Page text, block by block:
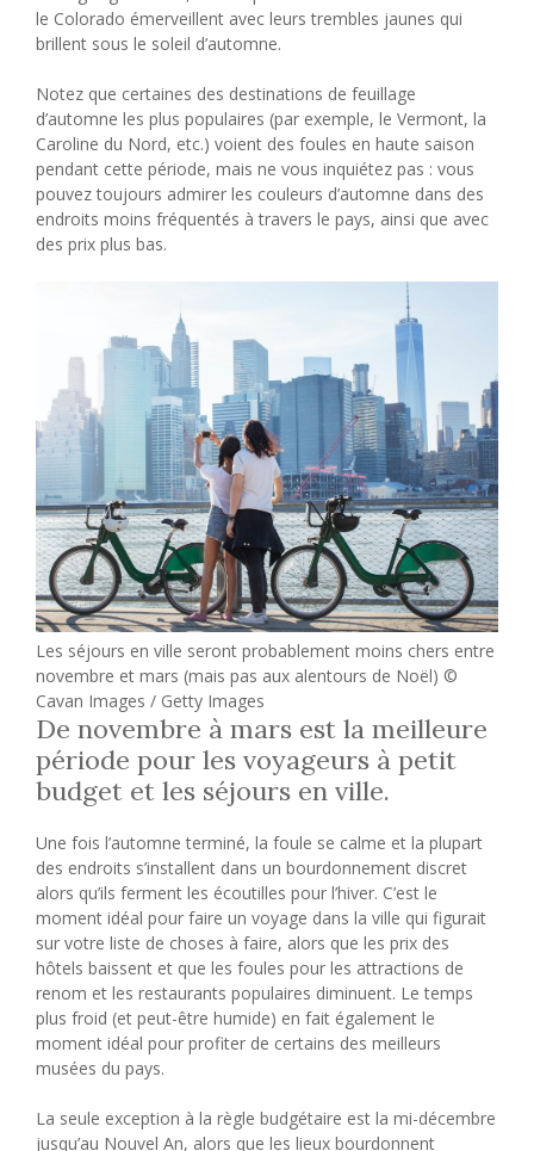
le Colorado émerveillent avec leurs trembles jaunes qui
brillent sous le soleil d’automne.
Notez que certaines des destinations de feuillage
d’automne les plus populaires (par exemple, le Vermont, la
Caroline du Nord, etc.) voient des foules en haute saison
pendant cette période, mais ne vous inquiétez pas : vous
pouvez toujours admirer les couleurs d’automne dans des
endroits moins fréquentés à travers le pays, ainsi que avec
des prix plus bas.
Les séjours en ville seront probablement moins chers entre
novembre et mars (mais pas aux alentours de Noël) ©
Cavan Images / Getty Images
De novembre à mars est la meilleure
période pour les voyageurs à petit
budget et les séjours en ville.
Une fois l’automne terminé, la foule se calme et la plupart
des endroits s’installent dans un bourdonnement discret
alors qu’ils ferment les écoutilles pour l’hiver. C’est le
moment idéal pour faire un voyage dans la ville qui figurait
sur votre liste de choses à faire, alors que les prix des
hôtels baissent et que les foules pour les attractions de
renom et les restaurants populaires diminuent. Le temps
plus froid (et peut-être humide) en fait également le
moment idéal pour profiter de certains des meilleurs
musées du pays.
La seule exception à la règle budgétaire est la mi-décembre
jusqu’au Nouvel An, alors que les lieux bourdonnent